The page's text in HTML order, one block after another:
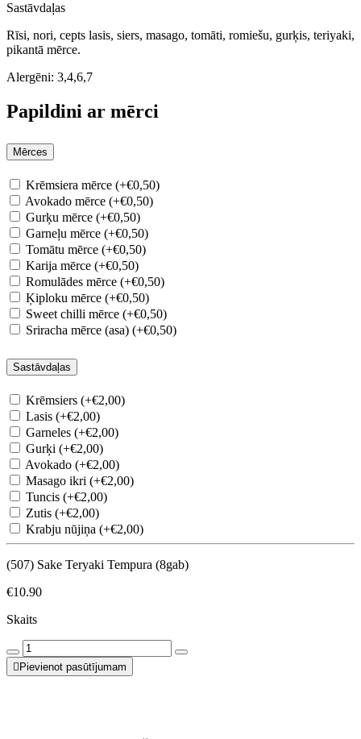
Sastāvdaļas
Rīsi, nori, cepts lasis, siers, masago, tomāti, romiešu, gurķis, teriyaki,
pikantā mērce.
Alergēni: 3,4,6,7
Papildini ar mērci
Mērces
Krēmsiera mērce (+€0,50)
Avokado mērce (+€0,50)
Gurķu mērce (+€0,50)
Garneļu mērce (+€0,50)
Tomātu mērce (+€0,50)
Karija mērce (+€0,50)
Romulādes mērce (+€0,50)
Ķiploku mērce (+€0,50)
Sweet chilli mērce (+€0,50)
Sriracha mērce (asa) (+€0,50)
Sastāvdaļas
Krēmsiers (+€2,00)
Lasis (+€2,00)
Garneles (+€2,00)
Gurķi (+€2,00)
Avokado (+€2,00)
Masago ikri (+€2,00)
Tuncis (+€2,00)
Zutis (+€2,00)
Krabju nūjiņa (+€2,00)
(507) Sake Teryaki Tempura (8gab)
€10.90
Skaits
Pievienot pasūtījumam